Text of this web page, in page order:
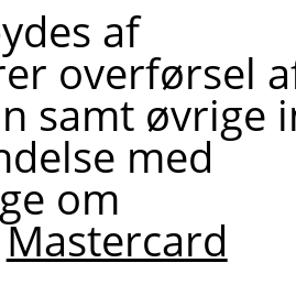
af
overførsel
samt øvrige
med
om
Mastercard